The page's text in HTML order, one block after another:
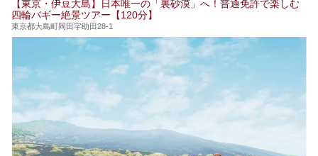
24時間営業で宿泊できる施設や、1,000円以下で楽しめる安
い施設、デートや休日レジャーにもぴったりなエンタメ要素
が充実した施設など、利用のシーンに合わせて参考にしてく
ださい。
【東京・伊豆大島】日本唯一の「裏砂漠」へ！普通免許で楽しむ
四輪バギー絶景ツアー【120分】
東京都大島町岡田字助田28-1